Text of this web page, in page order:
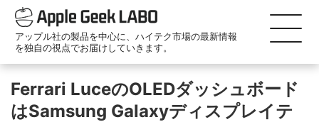
アップル社の製品を中心に、ハイテク市場の最新情報
を独自の視点でお届けしていきます。
Ferrari LuceのOLEDダッシュボード
はSamsung Galaxyディスプレイテ